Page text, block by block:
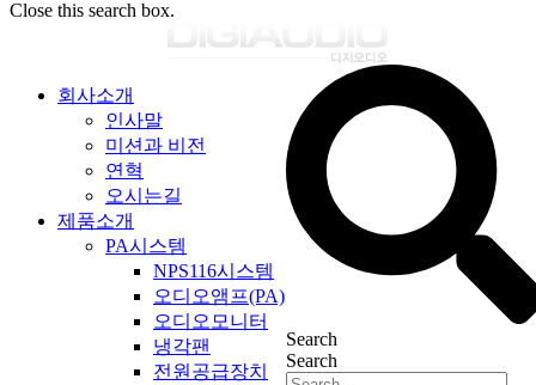
Close this search box.
회사소개
인사말
미션과 비전
연혁
오시는길
제품소개
PA시스템
NPS116시스템
오디오앰프(PA)
오디오모니터
냉각팬
전원공급장치
Search
Search